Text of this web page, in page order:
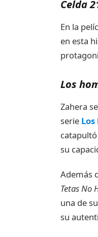
Celda
En la
en esta
Los
Zahera
serie
su
Además
Tetas No
una de
su